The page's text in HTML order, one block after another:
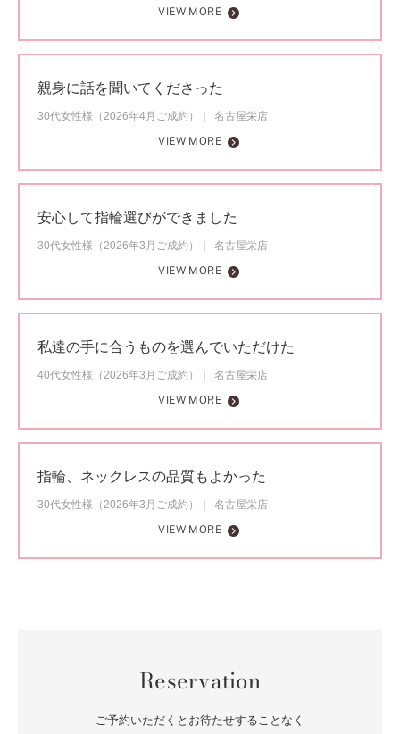
VIEW MORE
親身に話を聞いてくださった
30代女性様（2026年4月ご成約）
名古屋栄店
VIEW MORE
安心して指輪選びができました
30代女性様（2026年3月ご成約）
名古屋栄店
VIEW MORE
私達の手に合うものを選んでいただけた
40代女性様（2026年3月ご成約）
名古屋栄店
VIEW MORE
指輪、ネックレスの品質もよかった
30代女性様（2026年3月ご成約）
名古屋栄店
VIEW MORE
Reservation
ご予約いただくとお待たせすることなく